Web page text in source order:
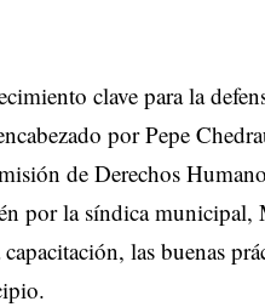
clave para la
por Pepe
de Derechos
por la síndica municipal,
las buenas